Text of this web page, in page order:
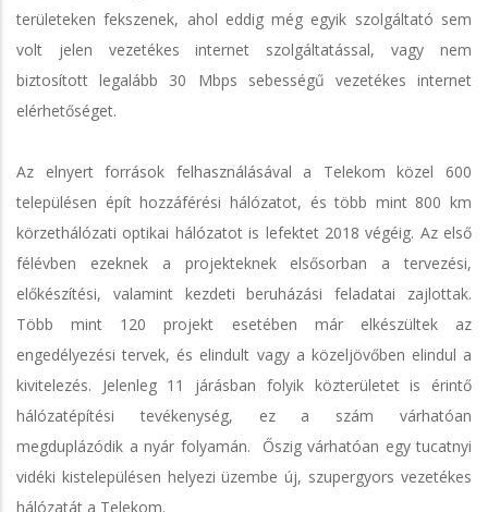
területeken fekszenek, ahol eddig még egyik szolgáltató sem
volt jelen vezetékes internet szolgáltatással, vagy nem
biztosított legalább 30 Mbps sebességű vezetékes internet
elérhetőséget.
Az elnyert források felhasználásával a Telekom közel 600
településen épít hozzáférési hálózatot, és több mint 800 km
körzethálózati optikai hálózatot is lefektet 2018 végéig. Az első
félévben ezeknek a projekteknek elsősorban a tervezési,
előkészítési, valamint kezdeti beruházási feladatai zajlottak.
Több mint 120 projekt esetében már elkészültek az
engedélyezési tervek, és elindult vagy a közeljövőben elindul a
kivitelezés. Jelenleg 11 járásban folyik közterületet is érintő
hálózatépítési tevékenység, ez a szám várhatóan
megduplázódik a nyár folyamán. Őszig várhatóan egy tucatnyi
vidéki kistelepülésen helyezi üzembe új, szupergyors vezetékes
hálózatát a Telekom.